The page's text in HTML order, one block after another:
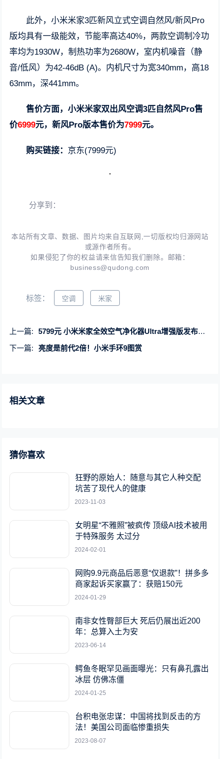
此外，小米米家3匹新风立式空调自然风/新风Pro
版均具有一级能效，节能率高达40%，两款空调制冷功
率均为1930W，制热功率为2680W，室内机噪音（静
音/低风）为42-46dB (A)。内机尺寸为宽340mm，高18
63mm，深441mm。
售价方面，小米米家双出风空调3匹自然风Pro售
价6999元，新风Pro版本售价为7999元。
购买链接： 京东(7999元)
分享到：
本站所有文章、数据、图片均来自互联网,一切版权均归源网站
或源作者所有。
如果侵犯了你的权益请来信告知我们删除。邮箱：
business@qudong.com
标签： 空调 米家
上一篇:
5799元 小米米家全效空气净化器Ultra增强版发布：去除95种空气污染
下一篇:
亮度是前代2倍！小米手环9图赏
相关文章
猜你喜欢
狂野的原始人：随意与其它人种交配
坑苦了现代人的健康
2023-11-03
女明星“不雅照”被疯传 顶级AI技术被用
于特殊服务 太过分
2024-02-01
网购9.9元商品后恶意“仅退款”！拼多多
商家起诉买家赢了：获赔150元
2024-01-29
南非女性臀部巨大 死后仍展出近200
年：总算入土为安
2023-06-14
鳄鱼冬眠罕见画面曝光：只有鼻孔露出
冰层 仿佛冻僵
2024-01-25
台积电张忠谋：中国将找到反击的方
法！美国公司面临惨重损失
2023-08-07